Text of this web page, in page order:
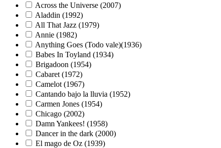
Across the Universe (2007)
Aladdin (1992)
All That Jazz (1979)
Annie (1982)
Anything Goes (Todo vale)(1936)
Babes In Toyland (1934)
Brigadoon (1954)
Cabaret (1972)
Camelot (1967)
Cantando bajo la lluvia (1952)
Carmen Jones (1954)
Chicago (2002)
Damn Yankees! (1958)
Dancer in the dark (2000)
El mago de Oz (1939)